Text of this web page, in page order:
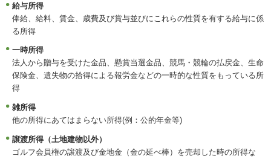
給与所得
俸給、給料、賃金、歳費及び賞与並びにこれらの性質を有する給与に係
る所得
一時所得
法人から贈与を受けた金品、懸賞当選金品、競馬・競輪の払戻金、生命
保険金、遺失物の拾得による報労金などの一時的な性質をもっている所
得
雑所得
他の所得にあてはまらない所得(例：公的年金等)
譲渡所得（土地建物以外）
ゴルフ会員権の譲渡及び金地金（金の延べ棒）を売却した時の所得な